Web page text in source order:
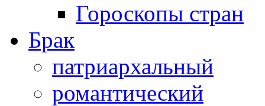
Гороскопы стран
Брак
патриархальный
романтический